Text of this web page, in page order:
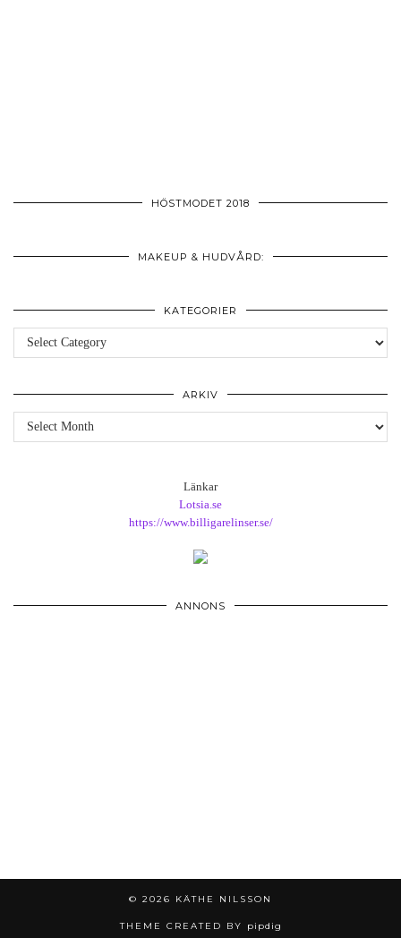
HÖSTMODET 2018
MAKEUP & HUDVÅRD:
KATEGORIER
Kategorier
ARKIV
Arkiv
Länkar
Lotsia.se
https://www.billigarelinser.se/
ANNONS
© 2026 KÄTHE NILSSON
THEME CREATED BY pipdig